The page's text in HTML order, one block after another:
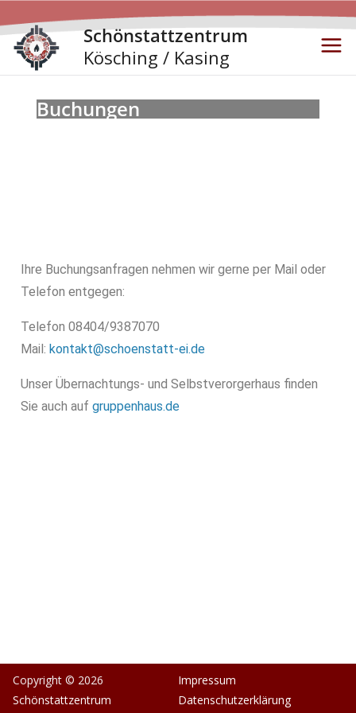
Schönstattzentrum
Kösching / Kasing
Buchungen
Ihre Buchungsanfragen nehmen wir gerne per Mail oder
Telefon entgegen:
Telefon 08404/9387070
Mail: kontakt@schoenstatt-ei.de
Unser Übernachtungs- und Selbstverorgerhaus finden
Sie auch auf gruppenhaus.de
Copyright © 2026
Schönstattzentrum
Impressum
Datenschutzerklärung